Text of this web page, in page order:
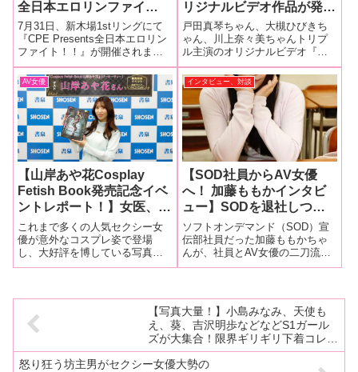
全日本エロリンファイ
ト！！』レポート
7月31日、新木場1stリングにて
『CPE Presents全日本エロリン
ファイト！！』が開催されまし
た。真夏の新木場で火花を散ら
す、美しき女たちの熱き闘い、
キャットファイト。その一部始
終を完全レポート……の前に、
今回もこっそりと試合前の楽
リジナルビデオ作品が発
売！ 見どころや共演者同
士の印象を語る！【団地妻
は、わけあってヤリまし
た。DVD発売記念イベン
トレポート！】
戸田真琴ちゃん、大槻ひびきち
ゃん、川上奈々美ちゃんトリプ
ル主演のオリジナルビデオ『団
地妻は、わけあってヤリまし
た。』（リバプール）のDVD発
売記念イベントが5月25日に行わ
れ、戸田真琴ちゃん、大槻ひび
きちゃんがイベントに登場。作
品について様
AV女優
【山岸あや花Cosplay
Fetish Book発売記念イベ
ントレポート！】女医、シ
スター、ボディータイツと
これまでにない山岸あや花
の妖艶コスプレが満載！
「後半に行くにつれて乱れ
て、どんどん開放されてい
くイメージがあります
(笑)」
これまで多くの人気セクシー女
優が意外なコスプレ姿で登場
し、大好評を博している写真集
『Cosplay Fetish Book』に、満
Fetish Book 山岸あや花』（ジー
オー
インタビュー、対談
【SOD社員からAV女優
へ！ 加藤ももかインタビ
ュー】SODを退社しつい
にAV女優としてデビュー
する加藤ももかが！ 今ま
でのことを振り返りつつこ
れからの意気込みを語る！
近くで支えたいと思って
SODに入社しました…」
【前編】
ソフトオンデマンド（SOD）宣
伝部社員だった加藤ももかちゃ
んが、社員とAV女優の二刀流を
捨てて晴れてAV女優としてデビ
SODstar。 そこで、SOD社員時
代の話からAV女優としてのデビ
ュ
【写真大量！】小島みなみ、天使も
え、葵、吉沢明歩などなどS1ガール
ズが大集合！限界ギリギリ下着コレク
ションに会場全員鼻血ブー!!【JAE2日
目】
怒り狂う坊主男がセクシー女優大勢の